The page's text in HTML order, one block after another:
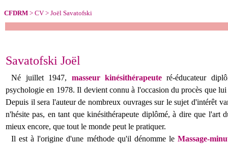
CFDRM > CV > Joël Savatofski
Savatofski Joël
Né juillet 1947, masseur kinésithérapeuteré-éducateur
psychologie en 1978. Il devient connu à l'occasion du procès que
Depuis il sera l'auteur de nombreux ouvrages sur le sujet d'intérêt
n'hésite pas, en tant que kinésithérapeute diplômé, à dire que l'art
mieux encore, que tout le monde peut le pratiquer.
Il est à l'origine d'une méthode qu'il dénomme le Massage-